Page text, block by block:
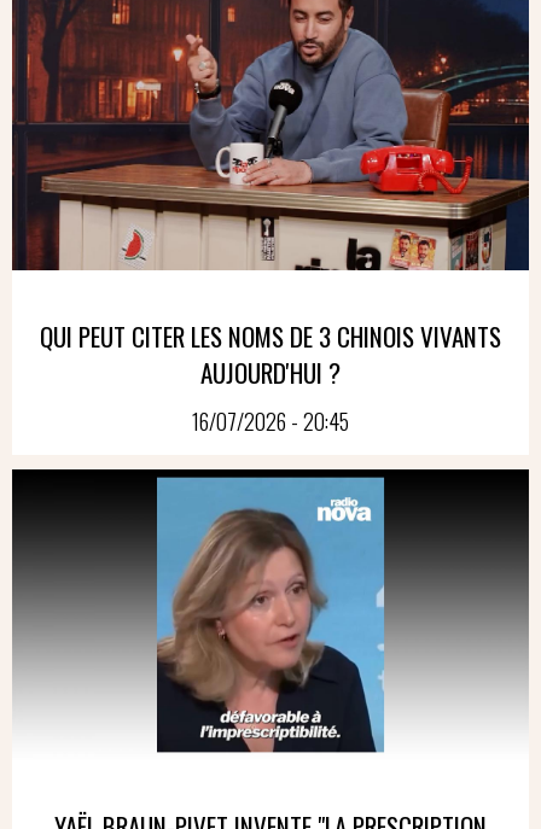
QUI PEUT CITER LES NOMS DE 3 CHINOIS VIVANTS
AUJOURD'HUI ?
16/07/2026 - 20:45